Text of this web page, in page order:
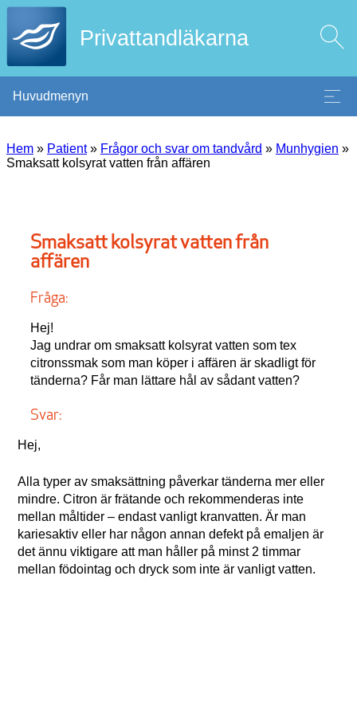
Privattandläkarna
Huvudmenyn
Hem » Patient» Frågor och svar om tandvård » Munhygien »
Smaksatt kolsyrat vatten från affären
Smaksatt kolsyrat vatten från
affären
Fråga:
Hej!
Jag undrar om smaksatt kolsyrat vatten som tex
citronssmak som man köper i affären är skadligt för
tänderna? Får man lättare hål av sådant vatten?
Svar:
Hej,
Alla typer av smaksättning påverkar tänderna mer eller
mindre. Citron är frätande och rekommenderas inte
mellan måltider – endast vanligt kranvatten. Är man
kariesaktiv eller har någon annan defekt på emaljen är
det ännu viktigare att man håller på minst 2 timmar
mellan födointag och dryck som inte är vanligt vatten.